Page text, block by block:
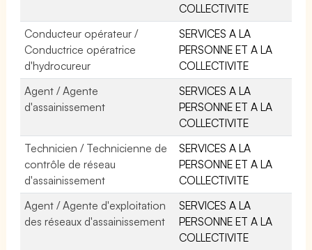
COLLECTIVITE
Conducteur opérateur /
Conductrice opératrice
d'hydrocureur
SERVICES A LA
PERSONNE ET A LA
COLLECTIVITE
Agent / Agente
d'assainissement
SERVICES A LA
PERSONNE ET A LA
COLLECTIVITE
Technicien / Technicienne de
contrôle de réseau
d'assainissement
SERVICES A LA
PERSONNE ET A LA
COLLECTIVITE
Agent / Agente d'exploitation
des réseaux d'assainissement
SERVICES A LA
PERSONNE ET A LA
COLLECTIVITE